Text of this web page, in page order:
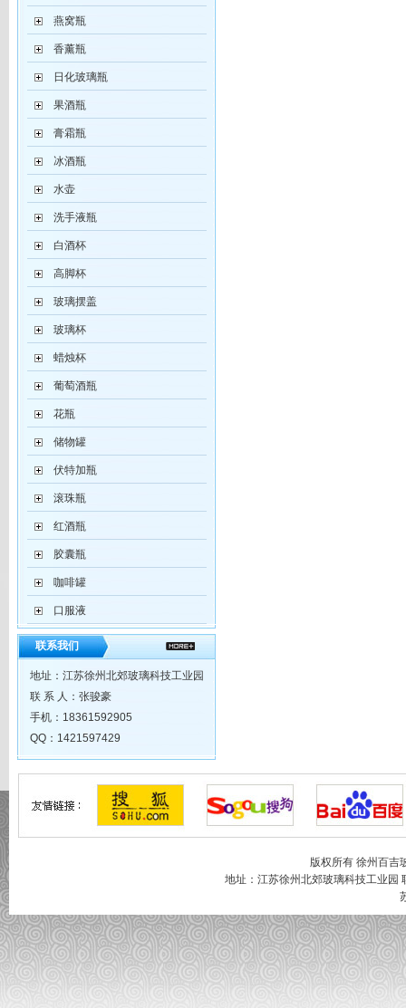
燕窝瓶
香薰瓶
日化玻璃瓶
果酒瓶
膏霜瓶
冰酒瓶
水壶
洗手液瓶
白酒杯
高脚杯
玻璃摆盖
玻璃杯
蜡烛杯
葡萄酒瓶
花瓶
储物罐
伏特加瓶
滚珠瓶
红酒瓶
胶囊瓶
咖啡罐
口服液
联系我们
地址：江苏徐州北郊玻璃科技工业园
联 系 人：张骏豪
手机：18361592905
QQ：1421597429
版权所有 徐州百吉
地址：江苏徐州北郊玻璃科技工业